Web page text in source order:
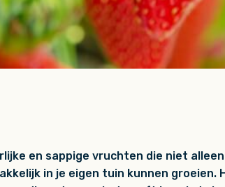
en sappige vruchten die niet
in je eigen tuin kunnen groeien.